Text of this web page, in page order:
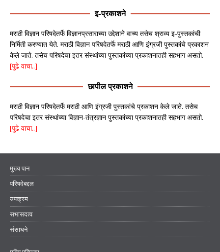
इ-प्रकाशने
मराठी विज्ञान परिषदेतर्फे विज्ञानप्रसाराच्या उद्देशाने वाच्य तसेच श्राव्य इ-पुस्तकांची
निर्मिती करण्यात येते. मराठी विज्ञान परिषदेतर्फे मराठी आणि इंग्रजी पुस्तकांचे प्रकाशन
केले जाते. तसेच परिषदेचा इतर संस्थांच्या पुस्तकांच्या प्रकाशनातही सहभाग असतो.
[पुढे वाचा..]
छापील प्रकाशने
मराठी विज्ञान परिषदेतर्फे मराठी आणि इंग्रजी पुस्तकांचे प्रकाशन केले जाते. तसेच
परिषदेचा इतर संस्थांच्या विज्ञान-तंत्रज्ञान पुस्तकांच्या प्रकाशनातही सहभाग असतो.
[पुढे वाचा..]
मुख्य पान
परिषदेबद्दल
उपक्रम
सभासदत्व
संसाधने